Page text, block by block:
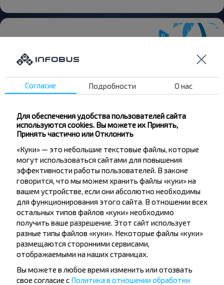
Хотите
путешествовать
дешевле?
Не пропусти специальные акции, скидки и
Подпишись на получение новостей и
путешествуй с нами дешевле!
Подписаться
Согласие Подробности О нас
Для обеспечения удобства пользователей сайта
используются cookies. Вы можете их Принять,
Принять частично или Отклонить
«Куки» — это небольшие текстовые файлы, которые
могут использоваться сайтами для повышения
эффективности работы пользователей. В законе
говорится, что мы можем хранить файлы «куки» на
вашем устройстве, если они абсолютно необходимы
для функционирования этого сайта. В отношении всех
остальных типов файлов «куки» необходимо
получить ваше разрешение. Этот сайт использует
разные типы файлов «куки». Некоторые файлы «куки»
размещаются сторонними сервисами,
отображаемыми на наших страницах.
Вы можете в любое время изменить или отозвать
свое согласие с Политика в отношении обработки